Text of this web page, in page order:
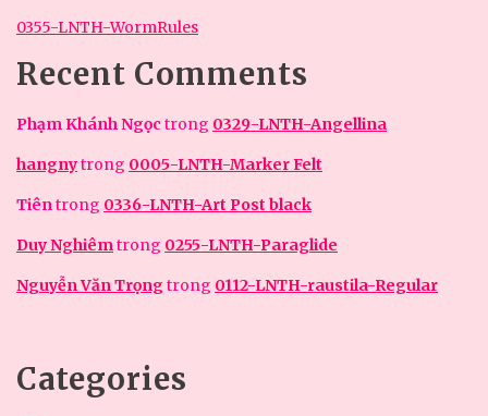
0355-LNTH-WormRules
Recent Comments
Phạm Khánh Ngọc trong 0329-LNTH-Angellina
hangnytrong 0005-LNTH-Marker Felt
Tiêntrong 0336-LNTH-Art Post black
Duy Nghiêmtrong 0255-LNTH-Paraglide
Nguyễn Văn Trọngtrong 0112-LNTH-raustila-Regular
Categories